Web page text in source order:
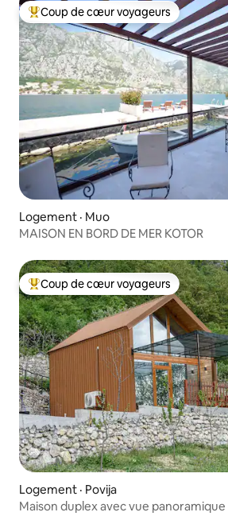
Coup de cœur voyageurs parmi les
Coup de cœur voyageurs
Logement · Muo
MAISON EN BORD DE MER KOTOR
Coup de cœur voyageurs parmi les
Coup de cœur voyageurs
Logement · Povija
Maison duplex avec vue